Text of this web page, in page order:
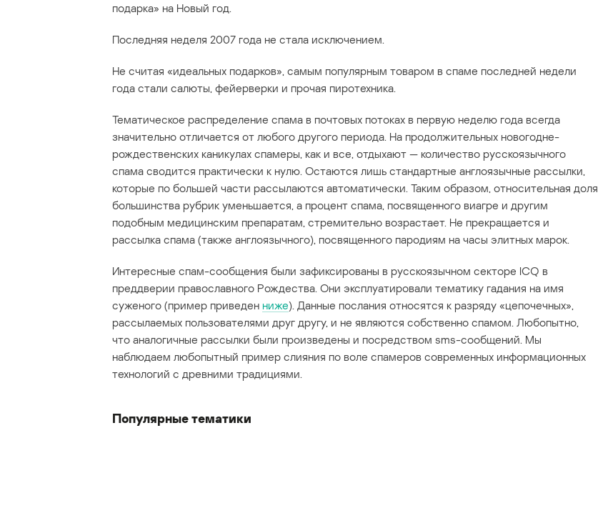
подарка» на Новый год.
Последняя неделя 2007 года не стала исключением.
Не считая «идеальных подарков», самым популярным товаром в спаме последней недели
года стали салюты, фейерверки и прочая пиротехника.
Тематическое распределение спама в почтовых потоках в первую неделю года всегда
значительно отличается от любого другого периода. На продолжительных новогодне-
рождественских каникулах спамеры, как и все, отдыхают — количество русскоязычного
спама сводится практически к нулю. Остаются лишь стандартные англоязычные рассылки,
которые по большей части рассылаются автоматически. Таким образом, относительная доля
большинства рубрик уменьшается, а процент спама, посвященного виагре и другим
подобным медицинским препаратам, стремительно возрастает. Не прекращается и
рассылка спама (также англоязычного), посвященного пародиям на часы элитных марок.
Интересные спам-сообщения были зафиксированы в русскоязычном секторе ICQ в
преддверии православного Рождества. Они эксплуатировали тематику гадания на имя
суженого (пример приведен ниже). Данные послания относятся к разряду «цепочечных»,
рассылаемых пользователями друг другу, и не являются собственно спамом. Любопытно,
что аналогичные рассылки были произведены и посредством sms-сообщений. Мы
наблюдаем любопытный пример слияния по воле спамеров современных информационных
технологий с древними традициями.
Популярные тематики